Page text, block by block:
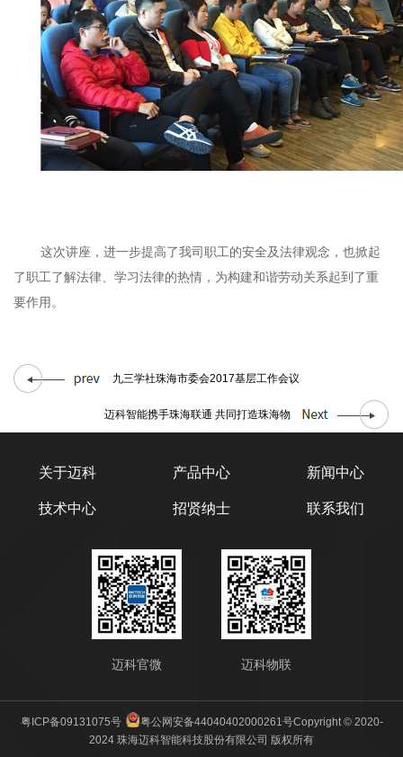
这次讲座，进一步提高了我司职工的安全及法律观念，也掀起
了职工了解法律、学习法律的热情，为构建和谐劳动关系起到了重
要作用。
九三学社珠海市委会2017基层工作会议
迈科智能携手珠海联通 共同打造珠海物
关于迈科 产品中心 新闻中心
技术中心 招贤纳士 联系我们
迈科官微 迈科物联
粤ICP备09131075号 粤公网安备44040402000261号Copyright © 2020-
2024 珠海迈科智能科技股份有限公司 版权所有